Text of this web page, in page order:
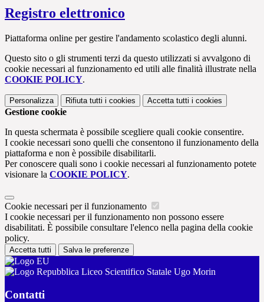
Registro elettronico
Piattaforma online per gestire l'andamento scolastico degli alunni.
Questo sito o gli strumenti terzi da questo utilizzati si avvalgono di
cookie necessari al funzionamento ed utili alle finalità illustrate nella
COOKIE POLICY.
Personalizza Rifiuta tutti i cookies Accetta tutti i cookies
Gestione cookie
In questa schermata è possibile scegliere quali cookie consentire.
I cookie necessari sono quelli che consentono il funzionamento della
piattaforma e non è possibile disabilitarli.
Per conoscere quali sono i cookie necessari al funzionamento potete
visionare la COOKIE POLICY.
Cookie necessari per il funzionamento
I cookie necessari per il funzionamento non possono essere
disabilitati. È possibile consultare l'elenco nella pagina della cookie
policy.
Accetta tutti Salva le preferenze
Liceo Scientifico Statale Ugo Morin
Contatti